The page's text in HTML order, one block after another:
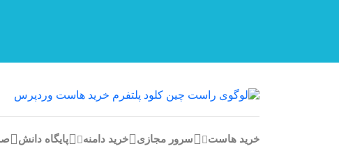
خرید هاست سرور مجازی خرید دامنه پایگاه دانش